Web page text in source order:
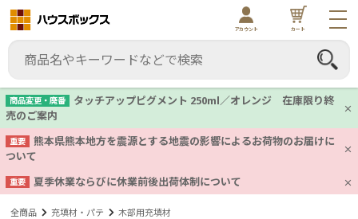
商品変更・廃番
タッチアップピグメント 250ml／オレンジ 在庫限り終
売のご案内
重要
熊本県熊本地方を震源とする地震の影響によるお荷物のお届けに
ついて
重要 夏季休業ならびに休業前後出荷体制について
アカウント カート
全商品 充填材・パテ 木部用充填材